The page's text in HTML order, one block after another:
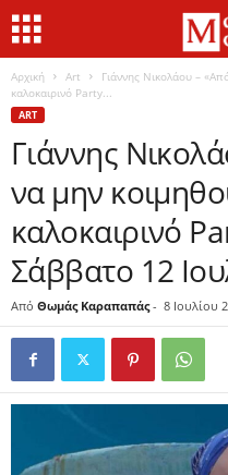
Αρχική Art
Γιάννης Νικολάου –
καλοκαιρινό Party...
ART
Γιάννης
να μην
καλοκαιρινό
Σάββατο 12
Από Θωμάς Καραπαπάς- 8 Ιουλίου